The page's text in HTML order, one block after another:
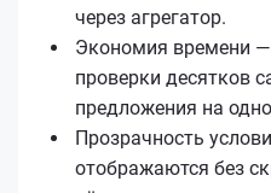
через агрегатор.
Экономия времени
проверки десятков
предложения на
Прозрачность
отображаются без